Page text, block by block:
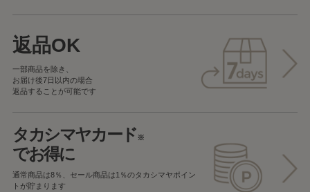
返品OK
一部商品を除き、
お届け後7日以内の場合
返品することが可能です
タカシマヤカード※
でお得に
通常商品は8％、セール商品は1％のタカシマヤポイン
トが貯まります